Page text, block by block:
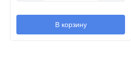
В корзину